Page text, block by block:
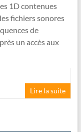
1D contenues
fichiers sonores
de
un accès aux
Lire la suite